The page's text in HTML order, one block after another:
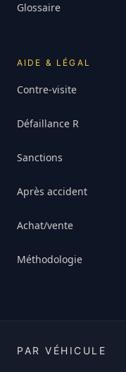
Glossaire
AIDE & LÉGAL
Contre-visite
Défaillance R
Sanctions
Après accident
Achat/vente
Méthodologie
PAR VÉHICULE